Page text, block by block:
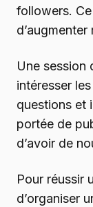
followers.
Une session
intéresser
questions et
portée de
d’avoir de
Pour réussir
d’organiser